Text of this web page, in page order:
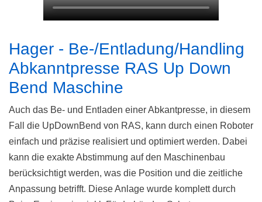
Hager - Be-/Entladung/Handling
Abkanntpresse RAS Up Down
Bend Maschine
Auch das Be- und Entladen einer Abkantpresse, in diesem
Fall die UpDownBend von RAS, kann durch einen Roboter
einfach und präzise realisiert und optimiert werden. Dabei
kann die exakte Abstimmung auf den Maschinenbau
berücksichtigt werden, was die Position und die zeitliche
Anpassung betrifft. Diese Anlage wurde komplett durch